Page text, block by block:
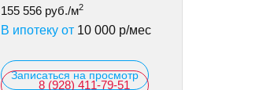
155 556 руб./м2
В ипотеку от 10 000 р/мес
Записаться на просмотр
8 (928) 411-79-51